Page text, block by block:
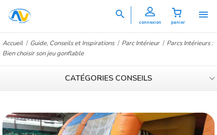

panier
connexion

Accueil Guide, Conseils et Inspirations Parc Intérieur
Parcs Intérieurs :
Bien choisir son jeu gonflable
CATÉGORIES CONSEILS